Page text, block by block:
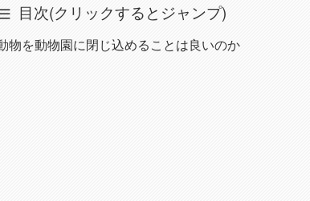
目次(クリックするとジャンプ)
物を動物園に閉じ込めることは良いのか